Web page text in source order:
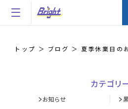
トップ ブログ 夏季休業日の
カテゴリ
お知らせ